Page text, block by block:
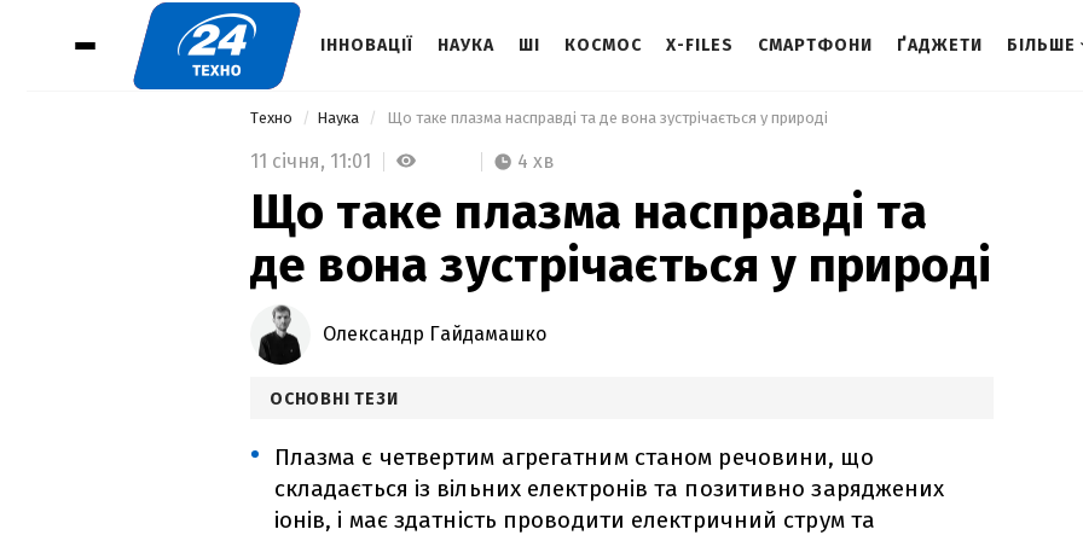
ІННОВАЦІЇ НАУКА ШІ КОСМОС X-FILES СМАРТФОНИ ҐАДЖЕТИ БІЛЬШЕ
Техно Наука Що таке плазма насправді та де вона зустрічається у природі
11 січня, 11:01 4 хв
Що таке плазма насправді та
де вона зустрічається у природі
Олександр Гайдамашко
ОСНОВНІ ТЕЗИ
Плазма є четвертим агрегатним станом речовини, що
складається із вільних електронів та позитивно заряджених
іонів, і має здатність проводити електричний струм та